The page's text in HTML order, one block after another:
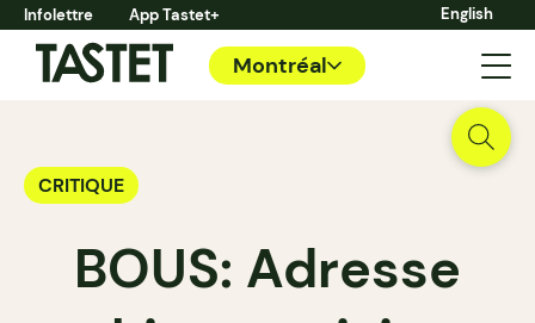
Infolettre App Tastet+ English
Montréal
CRITIQUE
BOUS: Adresse